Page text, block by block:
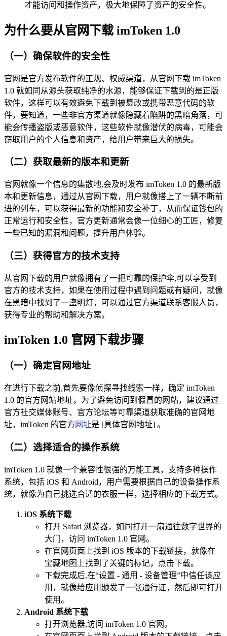
才能访问和操作资产，极大地保障了资产的安全性。
为什么要从官网下载 imToken 1.0
（一）确保软件的安全性
官网是官方发布软件的正规、权威渠道，从官网下载 imToken
1.0 就如同从源头获取纯净的水源，能够保证下载到的是正版
软件，这样可以有效避免下载到被篡改或携带恶意代码的软
件，要知道，一些非官方渠道就像隐藏着陷阱的黑暗角落，可
能会传播盗版或恶意软件，这些软件就像潜伏的病毒，可能会
窃取用户的个人信息和资产，给用户带来巨大的损失。
（二）获取最新的版本和更新
官网就像一个信息的集散地,会及时发布 imToken 1.0 的最新版
本和更新信息，通过从官网下载，用户就像搭上了一辆不断前
进的列车，可以获得最新的功能和安全补丁，从而保证钱包的
正常运行和安全性，官方更新通常会像一位细心的工匠，修复
一些已知的漏洞和问题，提升用户体验。
（三）获得官方的技术支持
从官网下载的用户就像拥有了一把可靠的保护伞,可以享受到
官方的技术支持，如果在使用过程中遇到问题或有疑问，就像
在黑暗中找到了一盏明灯，可以通过官方渠道联系客服人员，
获得专业的帮助和解决方案。
imToken 1.0 官网下载步骤
（一）确定官网地址
在进行下载之前,首先要像侦探寻找线索一样，确定 imToken
1.0 的官方网站地址，为了避免访问到假冒的网站，建议通过
官方社交媒体账号、官方论坛等可靠渠道获取准确的官网地
址，imToken 的官方 网址是 [具体官网地址] 。
（二）选择适合的操作系统
imToken 1.0 就像一个兼容性很强的万能工具，支持多种操作
系统，包括 iOS 和 Android，用户需要根据自己的设备操作系
统，就像为自己挑选合适的衣服一样，选择相应的下载方式。
iOS 系统下载
打开 Safari 浏览器，如同打开一扇通往数字世界的
大门，访问 imToken 1.0 官网。
在官网页面上找到 iOS 版本的下载链接，就像在
宝藏地图上找到了关键的标记，点击下载。
下载完成后,在“设置 - 通用 - 设备管理”中信任该应
用，就像给应用颁发了一张通行证，然后即可打开
使用。
Android 系统下载
打开浏览器,访问 imToken 1.0 官网。